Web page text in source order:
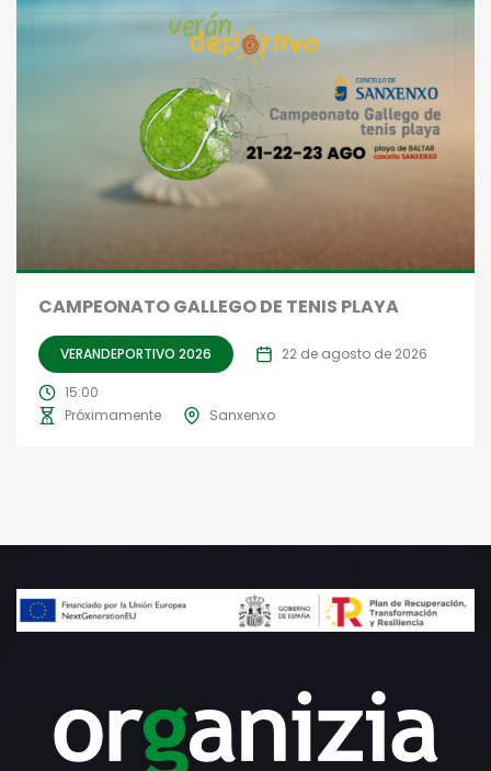
CAMPEONATO GALLEGO DE TENIS PLAYA
VERANDEPORTIVO 2026 22 de agosto de 2026
15:00
Próximamente
Sanxenxo